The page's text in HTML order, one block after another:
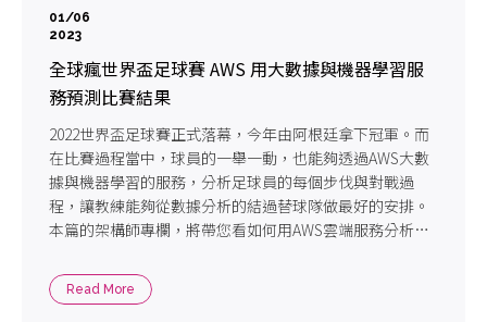
01/06
2023
全球瘋世界盃足球賽 AWS 用大數據與機器學習服
務預測比賽結果
2022世界盃足球賽正式落幕，今年由阿根廷拿下冠軍。而
在比賽過程當中，球員的一舉一動，也能夠透過AWS大數
據與機器學習的服務，分析足球員的每個步伐與對戰過
程，讓教練能夠從數據分析的結過替球隊做最好的安排。
本篇的架構師專欄，將帶您看如何用AWS雲端服務分析世
Read More